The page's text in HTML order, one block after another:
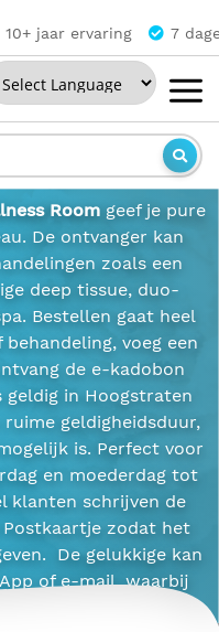
10+ jaar ervaring 7
Powered by
The
arrangement of
Roomgeef je pure
De ontvanger kan
zoals een
deep tissue, duo-
Bestellen gaat heel
voeg een
de e-kadobon
geldig in Hoogstraten
geldigheidsduur,
is. Perfect voor
en moederdag tot
klanten schrijven de
Postkaartje zodat het
De gelukkige kan
of e-mail, waarbij
ter plaatse wordt